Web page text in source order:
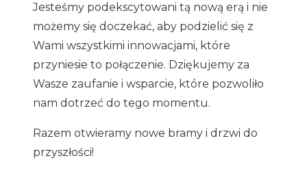
Jesteśmy podekscytowani tą nową erą i nie
możemy się doczekać, aby podzielić się z
Wami wszystkimi innowacjami, które
przyniesie to połączenie. Dziękujemy za
Wasze zaufanie i wsparcie, które pozwoliło
nam dotrzeć do tego momentu.
Razem otwieramy nowe bramy i drzwi do
przyszłości!